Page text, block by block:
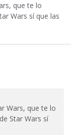
que te lo
Wars sí que las
Wars, que te lo
Star Wars sí